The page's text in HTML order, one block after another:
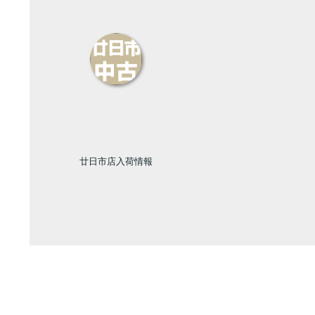
廿日市店入荷情報